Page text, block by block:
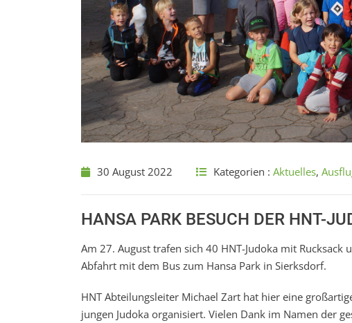
30 August 2022 Kategorien : Aktuelles,
HANSA PARK BESUCH DER HNT-
Am 27. August trafen sich 40 HNT-Judoka mit
Abfahrt mit dem Bus zum Hansa Park in Sierksdorf.
HNT Abteilungsleiter Michael Zart hat hier eine
jungen Judoka organisiert. Vielen Dank im Namen der